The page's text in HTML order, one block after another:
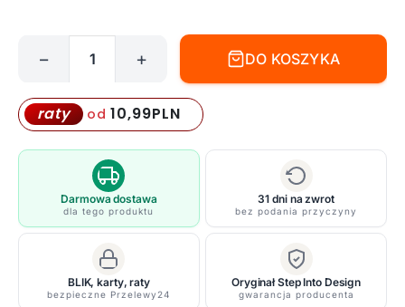
kinkiet
Drop
-
do
toaletki
− + DO KOSZYKA
raty od 10,99PLN
Darmowa dostawa
dla tego produktu
31 dni na zwrot
bez podania przyczyny
BLIK, karty, raty
bezpieczne Przelewy24
Oryginał Step Into Design
gwarancja producenta